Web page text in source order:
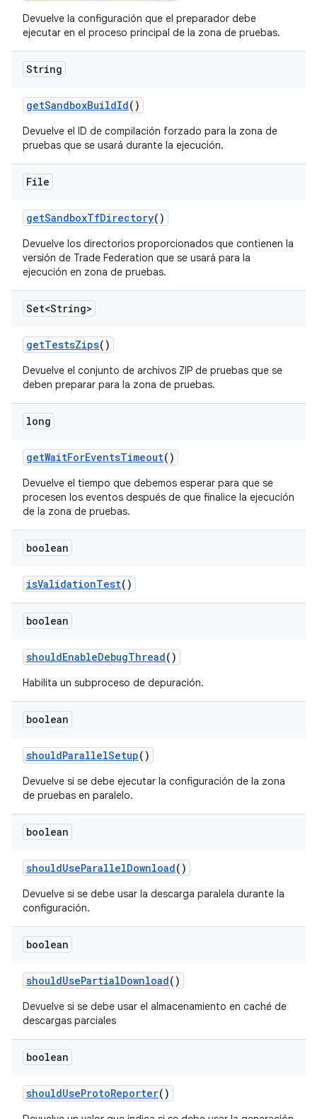
Devuelve la configuración que el preparador debe
ejecutar en el proceso principal de la zona de pruebas.
String
getSandboxBuildId()
Devuelve el ID de compilación forzado para la zona de
pruebas que se usará durante la ejecución.
File
getSandboxTfDirectory()
Devuelve los directorios proporcionados que contienen la
versión de Trade Federation que se usará para la
ejecución en zona de pruebas.
Set<String>
getTestsZips()
Devuelve el conjunto de archivos ZIP de pruebas que se
deben preparar para la zona de pruebas.
long
getWaitForEventsTimeout()
Devuelve el tiempo que debemos esperar para que se
procesen los eventos después de que finalice la ejecución
de la zona de pruebas.
boolean
isValidationTest()
boolean
shouldEnableDebugThread()
Habilita un subproceso de depuración.
boolean
shouldParallelSetup()
Devuelve si se debe ejecutar la configuración de la zona
de pruebas en paralelo.
boolean
shouldUseParallelDownload()
Devuelve si se debe usar la descarga paralela durante la
configuración.
boolean
shouldUsePartialDownload()
Devuelve si se debe usar el almacenamiento en caché de
descargas parciales
boolean
shouldUseProtoReporter()